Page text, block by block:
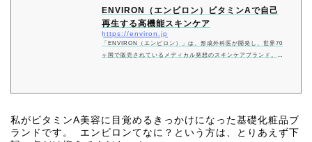
ENVIRON（エンビロン）ビタミンAで自己
再生する高機能スキンケア
https://environ.jp
「ENVIRON（エンビロン）」は、形成外科医が開発し、世界70
ヶ国で販売されているメディカル発想のスキンケアブランド。ビ
私がビタミンA美容に目覚めるきっかけになった基礎化粧品ブ
ランドです。 エンビロンてなに？という方は、とりあえず下